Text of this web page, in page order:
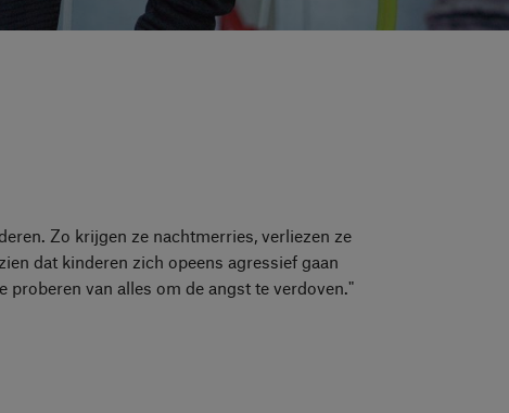
Zo krijgen ze nachtmerries, verliezen ze
dat kinderen zich opeens agressief gaan
van alles om de angst te verdoven."